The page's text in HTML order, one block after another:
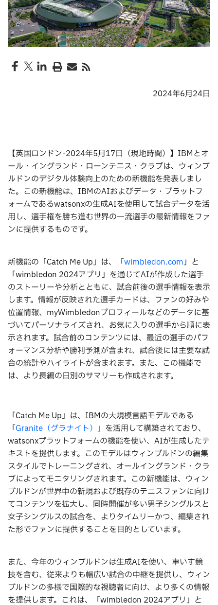
2024年6月24日
【英国ロンドン-2024年5月17日（現地時間）】IBMとオ
ール・イングランド・ローンテニス・クラブは、ウィンブ
ルドンのデジタル体験向上のための新機能を発表しまし
た。この新機能は、IBMのAIおよびデータ・プラットフ
ォームであるwatsonxの生成AIを使用して試合データを活
用し、選手権を勝ち進む世界の一流選手の最新情報をファ
ンに提供するものです。
新機能の「Catch Me Up」は、「wimbledon.com」と
「wimbledon 2024アプリ」を通じてAIが作成した選手
のストーリーや分析とともに、試合前後の選手情報を表示
します。情報が反映された選手カードは、ファンの好みや
位置情報、myWimbledonプロフィールなどのデータに基
づいてパーソナライズされ、お気に入りの選手から順に表
示されます。試合前のコンテンツには、最近の選手のパフ
ォーマンス分析や勝利予測が含まれ、試合後には主要な試
合の統計やハイライトが含まれます。また、この機能で
は、より長編の日別のサマリーも作成されます。
「Catch Me Up」は、IBMの大規模言語モデルである
「Granite（グラナイト） 」を活用して構築されており、
watsonxプラットフォームの機能を使い、AIが生成したテ
キストを提供します。このモデルはウィンブルドンの編集
スタイルでトレーニングされ、オールイングランド・クラ
ブによってモニタリングされます。この新機能は、ウィン
ブルドンが世界中の新規および既存のテニスファンに向け
てコンテンツを拡大し、同時開催が多い男子シングルスと
女子シングルスの試合を、よりタイムリーかつ、編集され
た形でファンに提供することを目的としています。
また、今年のウィンブルドンは生成AIを使い、車いす競
技を含む、従来よりも幅広い試合の中継を提供し、ウィン
ブルドンの多様で国際的な視聴者に向け、より多くの情報
を提供します。これは、「wimbledon 2024アプリ」と